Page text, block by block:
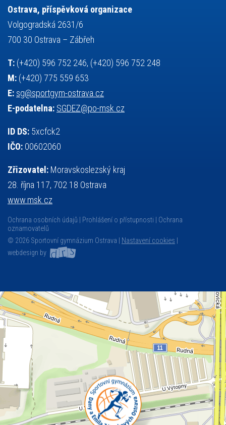
volejbal
vybavení vysvědčení vzpírání
výuka všesportovní výcvikový kurz
základy společenských věd
Ostrava, příspěvková organizace
Volgogradská 2631/6
700 30 Ostrava – Zábřeh
T: (+420) 596 752 246, (+420) 596 752 248
M: (+420) 775 559 653
E: sg@sportgym-ostrava.cz
E-podatelna: SGDEZ@po-msk.cz
ID DS: 5xcfck2
IČO: 00602060
Zřizovatel: Moravskoslezský kraj
28. října 117, 702 18 Ostrava
www.msk.cz
Ochrana osobních údajů Prohlášení o přístupnosti
Ochrana
oznamovatelů
© 2026 Sportovní gymnázium Ostrava |
Nastavení cookies
webdesign by